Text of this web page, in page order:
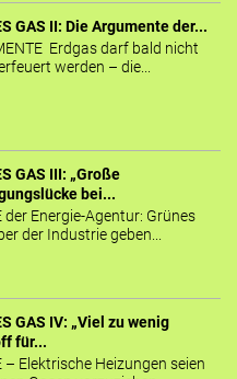
GAS II: Die Argumente der...
Erdgas darf bald nicht
werden – die...
GAS III: „Große
bei...
der Energie-Agentur: Grünes
der Industrie geben...
GAS IV: „Viel zu wenig
für...
– Elektrische Heizungen seien